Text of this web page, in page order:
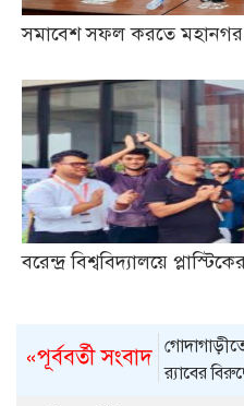
সমাবেশ সফল করতে মহানগর
বরেন্দ্র বিশ্ববিদ্যালয়ে
«পূর্ববর্তী সংবাদ
র‌্যাবের